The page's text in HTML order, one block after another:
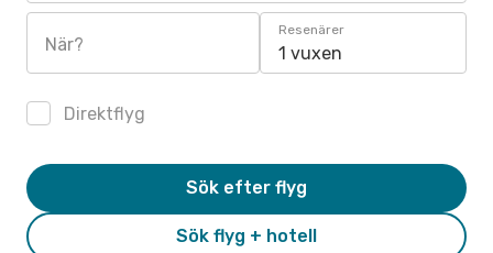
När?
Resenärer
1 vuxen
Direktflyg
Sök flyg + hotell
Sök efter flyg